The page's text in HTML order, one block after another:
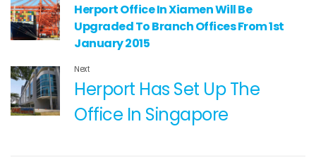
Herport Office In Xiamen Will Be
Upgraded To Branch Offices From 1st
January 2015
Next
Herport Has Set Up The
Office In Singapore